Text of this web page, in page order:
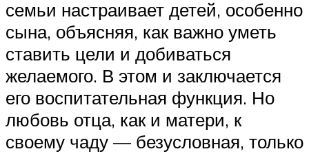
семьи настраивает детей, особенно
сына, объясняя, как важно уметь
ставить цели и добиваться
желаемого. В этом и заключается
его воспитательная функция. Но
любовь отца, как и матери, к
своему чаду — безусловная, только